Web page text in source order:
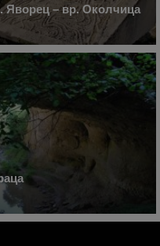
Яворец – вр. Околчица